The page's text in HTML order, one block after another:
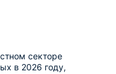
секторе
в 2026 году,